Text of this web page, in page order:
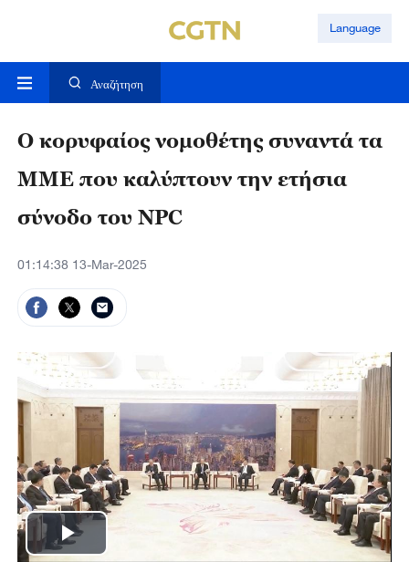
Language
Αναζήτηση
Ο κορυφαίος νομοθέτης συναντά τα
ΜΜΕ που καλύπτουν την ετήσια
σύνοδο του NPC
01:14:38 13-Mar-2025
Play